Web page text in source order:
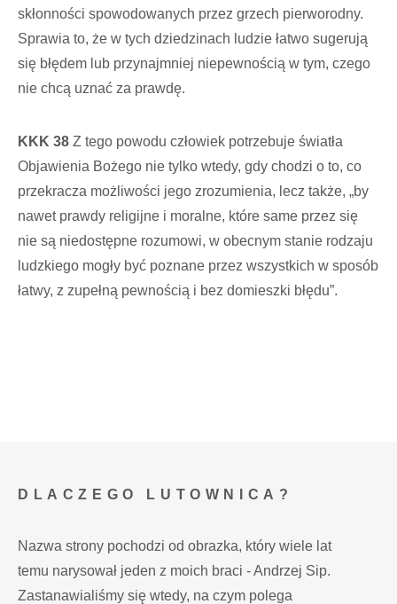
skłonności spowodowanych przez grzech pierworodny.
Sprawia to, że w tych dziedzinach ludzie łatwo sugerują
się błędem lub przynajmniej niepewnością w tym, czego
nie chcą uznać za prawdę.
KKK 38 Z tego powodu człowiek potrzebuje światła
Objawienia Bożego nie tylko wtedy, gdy chodzi o to, co
przekracza możliwości jego zrozumienia, lecz także, „by
nawet prawdy religijne i moralne, które same przez się
nie są niedostępne rozumowi, w obecnym stanie rodzaju
ludzkiego mogły być poznane przez wszystkich w sposób
łatwy, z zupełną pewnością i bez domieszki błędu”.
DLACZEGO LUTOWNICA?
Nazwa strony pochodzi od obrazka, który wiele lat
temu narysował jeden z moich braci - Andrzej Sip.
Zastanawialiśmy się wtedy, na czym polega